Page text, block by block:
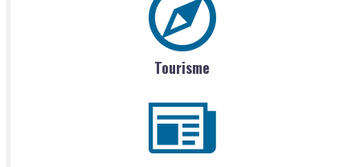
Tourisme